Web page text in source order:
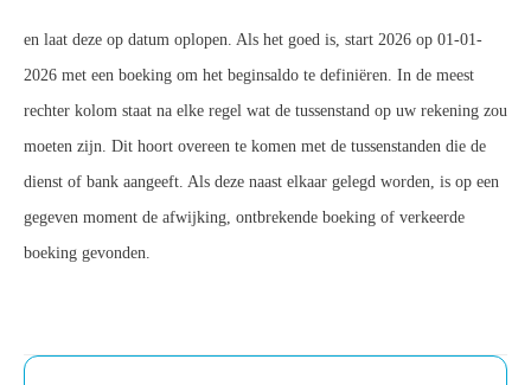
en laat deze op datum oplopen. Als het goed is, start 2026 op 01-01-
2026 met een boeking om het beginsaldo te definiëren. In de meest
rechter kolom staat na elke regel wat de tussenstand op uw rekening zou
moeten zijn. Dit hoort overeen te komen met de tussenstanden die de
dienst of bank aangeeft. Als deze naast elkaar gelegd worden, is op een
gegeven moment de afwijking, ontbrekende boeking of verkeerde
boeking gevonden.